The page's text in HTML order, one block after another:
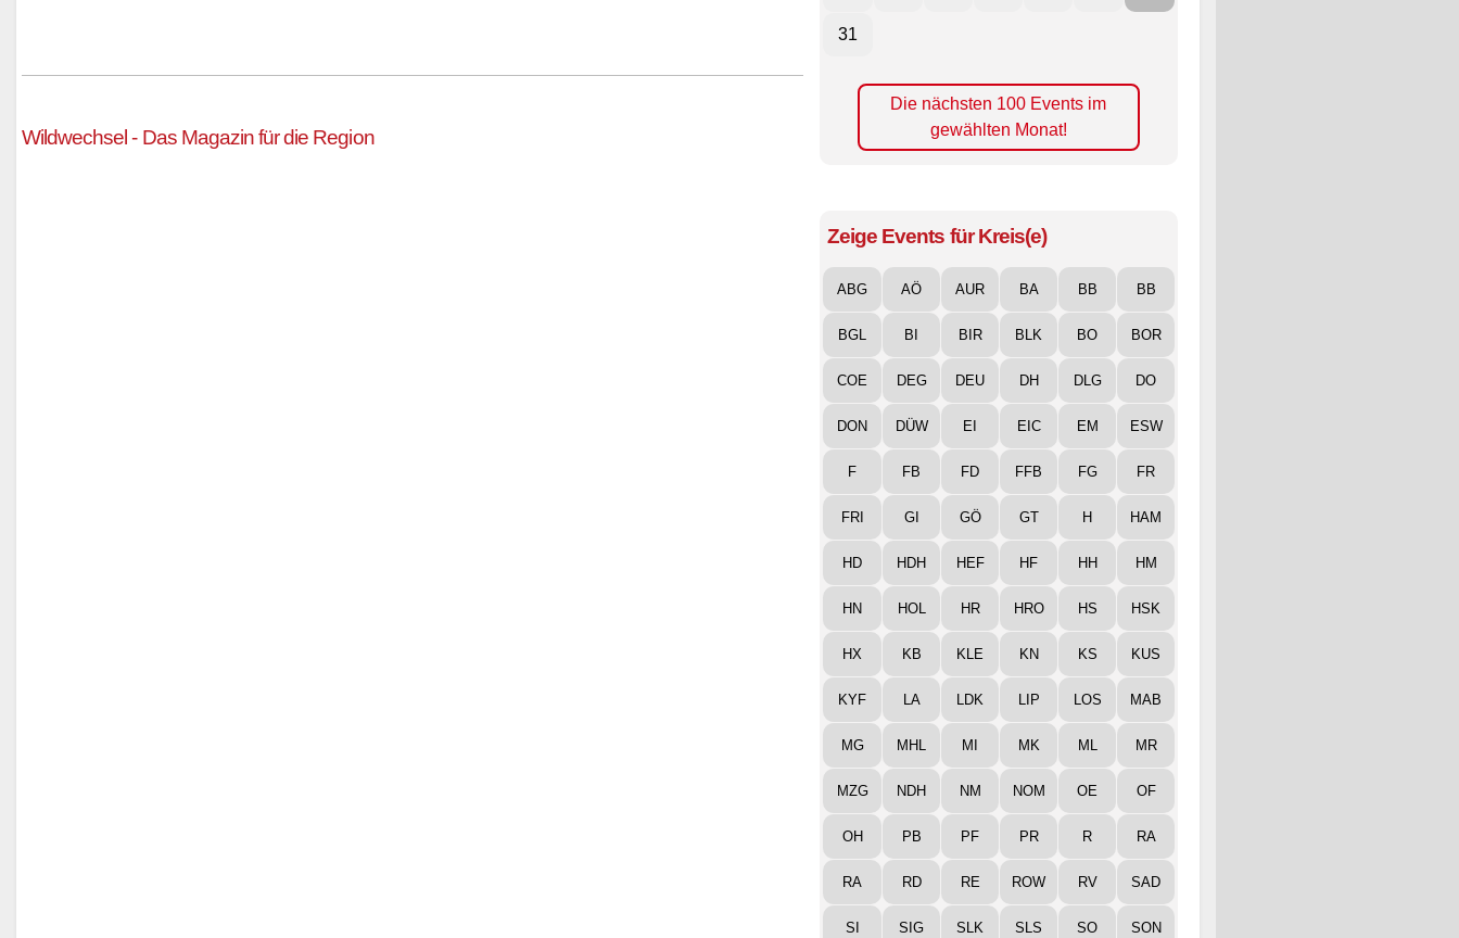
Wildwechsel - Das Magazin für die Region
31
Die nächsten 100 Events im
gewählten Monat!
Zeige Events für Kreis(e)
ABG AÖ AUR BA BB BB
BGL BI BIR BLK BO BOR
COE DEG DEU DH DLG DO
DON DÜW EI EIC EM ESW
F FB FD FFB FG FR
FRI GI GÖ GT H HAM
HD HDH HEF HF HH HM
HN HOL HR HRO HS HSK
HX KB KLE KN KS KUS
KYF LA LDK LIP LOS MAB
MG MHL MI MK ML MR
MZG NDH NM NOM OE OF
OH PB PF PR R RA
RA RD RE ROW RV SAD
SI SIG SLK SLS SO SON